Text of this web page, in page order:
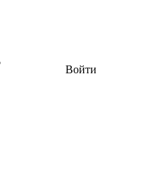
Войти